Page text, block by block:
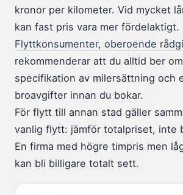
kronor per kilometer. Vid mycket
kan fast pris vara mer fördelaktigt.
Flyttkonsumenter, oberoende
rekommenderar att du alltid ber
specifikation av milersättning och
broavgifter innan du bokar.
För flytt till annan stad gäller
vanlig flytt: jämför totalpriset, inte
En firma med högre timpris men
kan bli billigare totalt sett.